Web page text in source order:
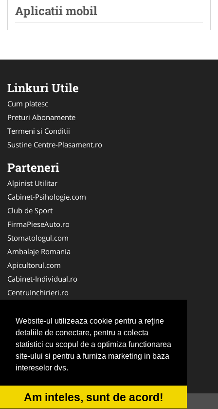
Website-ul utilizeaza cookie pentru a reţine
detaliile de conectare, pentru a colecta
statistici cu scopul de a optimiza functionarea
site-ului si pentru a furniza marketing in baza
intereselor dvs.
Am inteles, sunt de acord!
Aplicatii mobil
Linkuri Utile
Cum platesc
Preturi Abonamente
Termeni si Conditii
Sustine Centre-Plasament.ro
Parteneri
Alpinist Utilitar
Cabinet-Psihologie.com
Club de Sport
FirmaPieseAuto.ro
Stomatologul.com
Ambalaje Romania
Apicultorul.com
Cabinet-Individual.ro
CentruInchirieri.ro
FirmaDeratizare.ro
InstructorScoalaAuto.ro
SalonFrizerieCanina.com
Scoala Auto